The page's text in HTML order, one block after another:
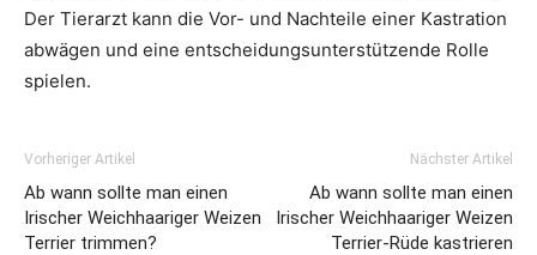
Der Tierarzt kann die Vor- und Nachteile einer Kastration
abwägen und eine entscheidungsunterstützende Rolle
spielen.
Vorheriger Artikel
Ab wann sollte man einen
Irischer Weichhaariger Weizen
Terrier trimmen?
Nächster Artikel
Ab wann sollte man einen
Irischer Weichhaariger Weizen
Terrier-Rüde kastrieren